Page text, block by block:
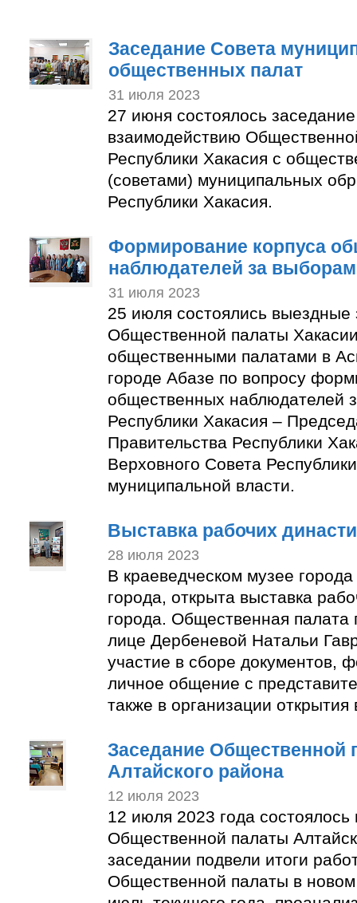
Заседание Совета
общественных палат
31 июля 2023
27 июня состоялось
взаимодействию
Республики Хакасия с
(советами) муниципальных
Республики Хакасия.
Формирование корпуса
наблюдателей за
31 июля 2023
25 июля состоялись выездные
Общественной палаты
общественными палатами в
городе Абазе по вопросу
общественных наблюдателей
Республики Хакасия –
Правительства Республики
Верховного Совета
муниципальной власти.
Выставка рабочих
28 июля 2023
В краеведческом музее
города, открыта выставка
города. Общественная палата
лице Дербеневой Натальи
участие в сборе документов,
личное общение с
также в организации открытия
Заседание Общественной
Алтайского района
12 июля 2023
12 июля 2023 года состоялось
Общественной палаты
заседании подвели итоги
Общественной палаты в